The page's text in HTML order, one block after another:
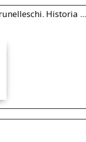
Historia ...